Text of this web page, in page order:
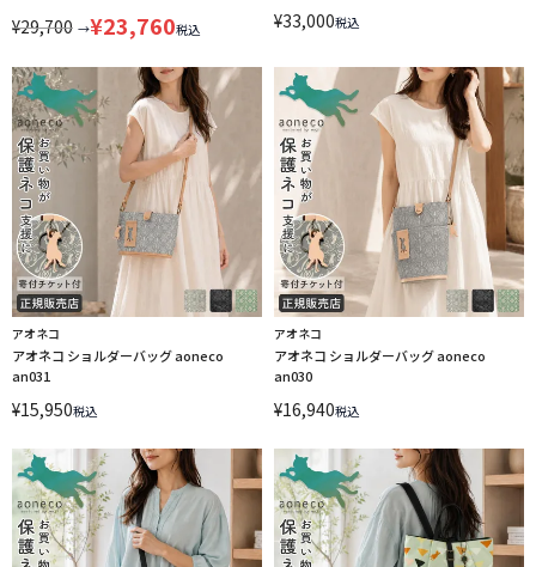
¥29,700 →¥23,760税込
061424
¥33,000税込
アオネコ
アオネコ ショルダーバッグ aoneco
an031
¥15,950税込
アオネコ
アオネコ ショルダーバッグ aoneco
an030
¥16,940税込